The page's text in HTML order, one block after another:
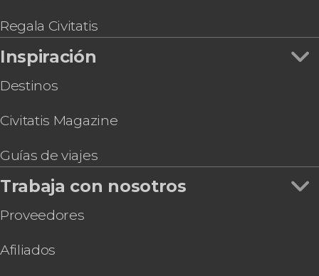
Regala Civitatis
Inspiración
Destinos
Civitatis Magazine
Guías de viajes
Trabaja con nosotros
Proveedores
Afiliados